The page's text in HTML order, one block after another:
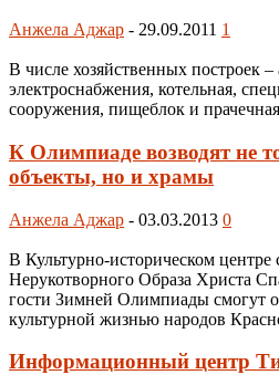
Анжела Аджар - 29.09.2011 1
В числе хозяйственных построек –
электроснабжения, котельная,
сооружения, пищеблок и
К Олимпиаде возводят не
объекты, но и храмы
Анжела Аджар - 03.03.2013 0
В Культурно-историческом центре
Нерукотворного Образа Христа
гости Зимней Олимпиады смогут
культурной жизнью народов
Информационный центр